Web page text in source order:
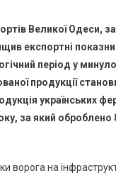
Великої Одеси,
експортні
період у
продукції
українських
за який оброблено
ворога на